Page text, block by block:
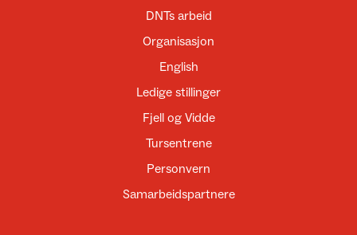
DNTs arbeid
Organisasjon
English
Ledige stillinger
Fjell og Vidde
Tursentrene
Personvern
Samarbeidspartnere